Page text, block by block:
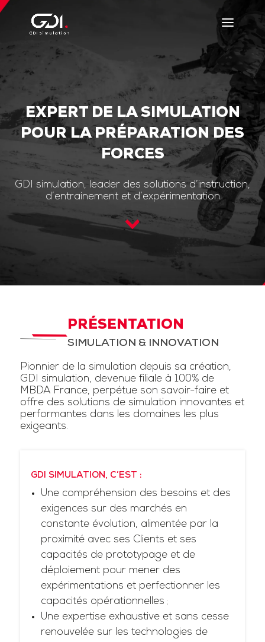
EXPERT DE LA SIMULATION
POUR LA PRÉPARATION DES
FORCES
GDI simulation, leader des solutions d’instruction,
d’entrainement et d’expérimentation
PRÉSENTATION
SIMULATION & INNOVATION
Pionnier de la simulation depuis sa création,
GDI simulation, devenue filiale à 100% de
MBDA France, perpétue son savoir-faire et
offre des solutions de simulation innovantes et
performantes dans les domaines les plus
exigeants.
GDI SIMULATION, C’EST :
Une compréhension des besoins et des
exigences sur des marchés en
constante évolution, alimentée par la
proximité avec ses Clients et ses
capacités de prototypage et de
déploiement pour mener des
expérimentations et perfectionner les
capacités opérationnelles ;
Une expertise exhaustive et sans cesse
renouvelée sur les technologies de